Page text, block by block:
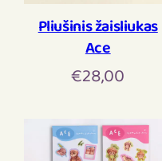
Pliušinis žaisliukas
Ace
€28,00